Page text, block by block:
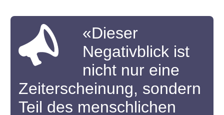
«Dieser
Negativblick ist
nicht nur eine
Zeiterscheinung, sondern
Teil des menschlichen